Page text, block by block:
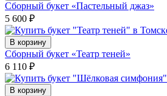
Сборный букет «Пастельный джаз»
5 600 ₽
В корзину
Сборный букет «Театр теней»
6 110 ₽
В корзину